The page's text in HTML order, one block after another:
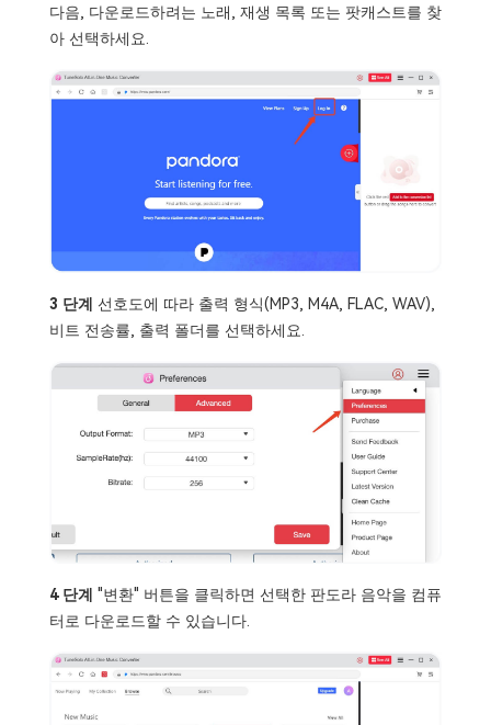
다음, 다운로드하려는 노래, 재생 목록 또는 팟캐스트를 찾
아 선택하세요.
3 단계 선호도에 따라 출력 형식(MP3, M4A, FLAC, WAV),
비트 전송률, 출력 폴더를 선택하세요.
4 단계 "변환" 버튼을 클릭하면 선택한 판도라 음악을 컴퓨
터로 다운로드할 수 있습니다.